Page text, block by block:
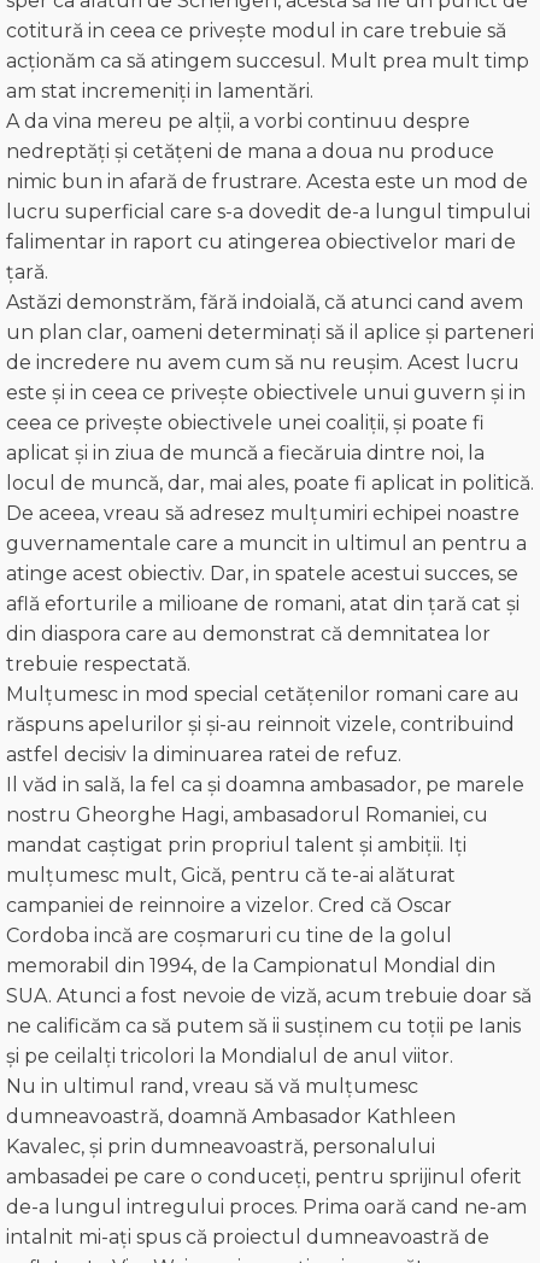
cotitură in ceea ce privește modul in care trebuie să
acționăm ca să atingem succesul. Mult prea mult timp
am stat incremeniți in lamentări.
A da vina mereu pe alții, a vorbi continuu despre
nedreptăți și cetățeni de mana a doua nu produce
nimic bun in afară de frustrare. Acesta este un mod de
lucru superficial care s-a dovedit de-a lungul timpului
falimentar in raport cu atingerea obiectivelor mari de
țară.
Astăzi demonstrăm, fără indoială, că atunci cand avem
un plan clar, oameni determinați să il aplice și parteneri
de incredere nu avem cum să nu reușim. Acest lucru
este și in ceea ce privește obiectivele unui guvern și in
ceea ce privește obiectivele unei coaliții, şi poate fi
aplicat și in ziua de muncă a fiecăruia dintre noi, la
locul de muncă, dar, mai ales, poate fi aplicat in politică.
De aceea, vreau să adresez mulțumiri echipei noastre
guvernamentale care a muncit in ultimul an pentru a
atinge acest obiectiv. Dar, in spatele acestui succes, se
află eforturile a milioane de romani, atat din țară cat și
din diaspora care au demonstrat că demnitatea lor
trebuie respectată.
Mulțumesc in mod special cetățenilor romani care au
răspuns apelurilor și și-au reinnoit vizele, contribuind
astfel decisiv la diminuarea ratei de refuz.
Il văd in sală, la fel ca și doamna ambasador, pe marele
nostru Gheorghe Hagi, ambasadorul Romaniei, cu
mandat caștigat prin propriul talent și ambiții. Iți
mulțumesc mult, Gică, pentru că te-ai alăturat
campaniei de reinnoire a vizelor. Cred că Oscar
Cordoba incă are coșmaruri cu tine de la golul
memorabil din 1994, de la Campionatul Mondial din
SUA. Atunci a fost nevoie de viză, acum trebuie doar să
ne calificăm ca să putem să ii susținem cu toții pe Ianis
și pe ceilalți tricolori la Mondialul de anul viitor.
Nu in ultimul rand, vreau să vă mulțumesc
dumneavoastră, doamnă Ambasador Kathleen
Kavalec, și prin dumneavoastră, personalului
ambasadei pe care o conduceți, pentru sprijinul oferit
de-a lungul intregului proces. Prima oară cand ne-am
intalnit mi-ați spus că proiectul dumneavoastră de